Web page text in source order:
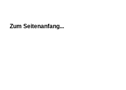
Zum Seitenanfang...